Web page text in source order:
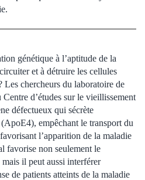
génétique à l’aptitude de la
et à détruire les cellules
Les chercheurs du laboratoire de
d’études sur le vieillissement
défectueux qui sécrète
empêchant le transport du
l’apparition de la maladie
favorise non seulement le
il peut aussi interférer
de patients atteints de la maladie